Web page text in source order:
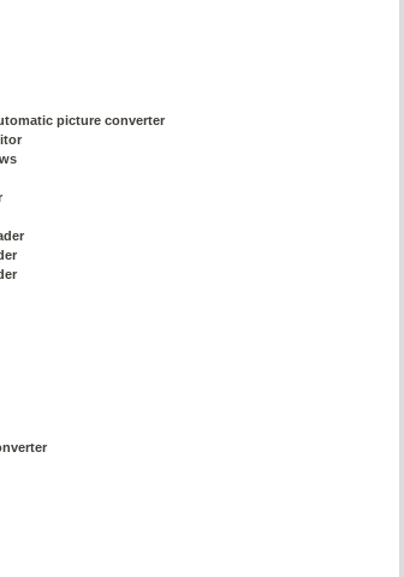
picture converter